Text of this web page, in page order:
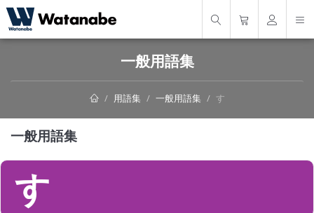
一般用語集
用語集 一般用語集 す
一般用語集
す